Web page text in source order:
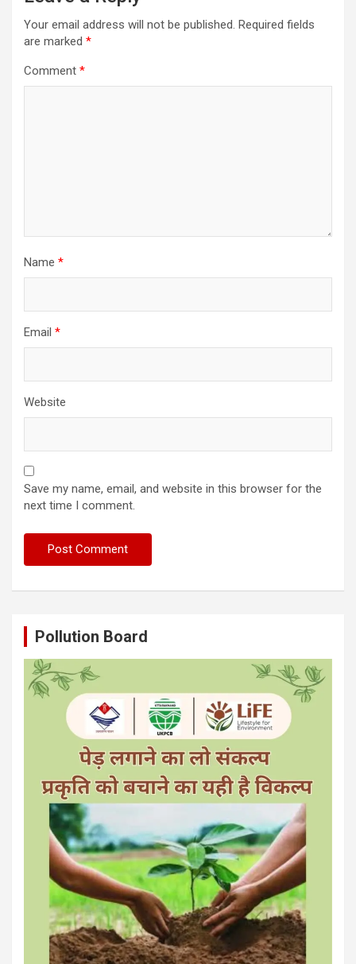
Your email address will not be published. Required fields
are marked *
Comment *
Name *
Email *
Website
Save my name, email, and website in this browser for the
next time I comment.
Pollution Board